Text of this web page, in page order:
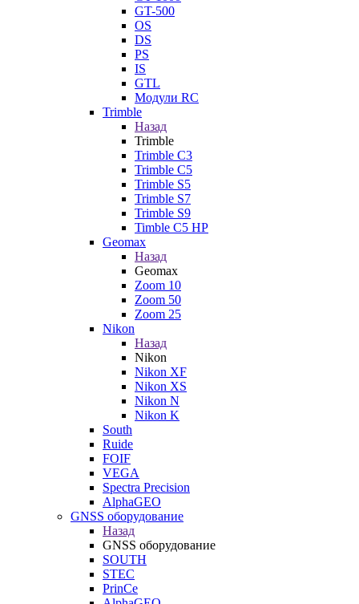
GT-500
OS
DS
PS
IS
GTL
Модули RC
Trimble
Назад
Trimble
Trimble C3
Trimble C5
Trimble S5
Trimble S7
Trimble S9
Timble C5 HP
Geomax
Назад
Geomax
Zoom 10
Zoom 50
Zoom 25
Nikon
Назад
Nikon
Nikon XF
Nikon XS
Nikon N
Nikon K
South
Ruide
FOIF
VEGA
Spectra Precision
AlphaGEO
GNSS оборудование
Назад
GNSS оборудование
SOUTH
STEC
PrinCe